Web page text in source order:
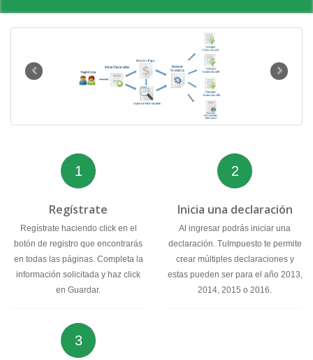
1
Regístrate
Regístrate haciendo click en el
botón de registro que encontrarás
en todas las páginas. Completa la
información solicitada y haz click
en Guardar.
2
Inicia una declaración
Al ingresar podrás iniciar una
declaración. TuImpuesto te permite
crear múltiples declaraciones y
estas pueden ser para el año 2013,
2014, 2015 o 2016.
3